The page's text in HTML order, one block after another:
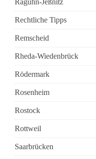
Raguhn-Jeßnitz
Rechtliche Tipps
Remscheid
Rheda-Wiedenbrück
Rödermark
Rosenheim
Rostock
Rottweil
Saarbrücken